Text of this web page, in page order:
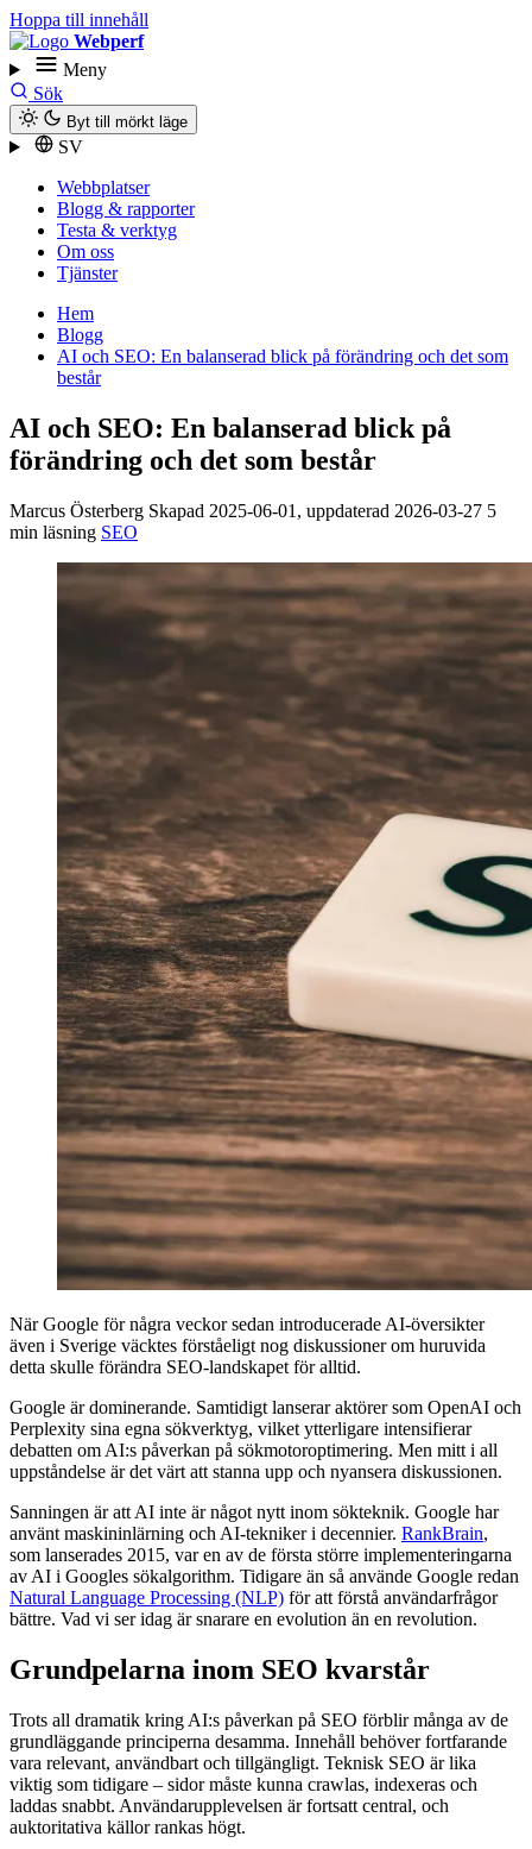
Hoppa till innehåll
Webperf
Meny
Sök
Byt till mörkt läge
SV
Webbplatser
Blogg & rapporter
Testa & verktyg
Om oss
Tjänster
Hem
Blogg
AI och SEO: En balanserad blick på förändring och det som
består
AI och SEO: En balanserad blick på
förändring och det som består
Marcus Österberg Skapad 2025-06-01 , uppdaterad 2026-03-27 5
min läsning SEO
När Google för några veckor sedan introducerade AI-översikter
även i Sverige väcktes förståeligt nog diskussioner om huruvida
detta skulle förändra SEO-landskapet för alltid.
Google är dominerande. Samtidigt lanserar aktörer som OpenAI och
Perplexity sina egna sökverktyg, vilket ytterligare intensifierar
debatten om AI:s påverkan på sökmotoroptimering. Men mitt i all
uppståndelse är det värt att stanna upp och nyansera diskussionen.
Sanningen är att AI inte är något nytt inom sökteknik. Google har
använt maskininlärning och AI-tekniker i decennier. RankBrain,
som lanserades 2015, var en av de första större implementeringarna
av AI i Googles sökalgorithm. Tidigare än så använde Google redan
Natural Language Processing (NLP) för att förstå användarfrågor
bättre. Vad vi ser idag är snarare en evolution än en revolution.
Grundpelarna inom SEO kvarstår
Trots all dramatik kring AI:s påverkan på SEO förblir många av de
grundläggande principerna desamma. Innehåll behöver fortfarande
vara relevant, användbart och tillgängligt. Teknisk SEO är lika
viktig som tidigare – sidor måste kunna crawlas, indexeras och
laddas snabbt. Användarupplevelsen är fortsatt central, och
auktoritativa källor rankas högt.